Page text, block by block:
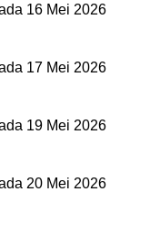
16 Mei 2026
17 Mei 2026
19 Mei 2026
20 Mei 2026